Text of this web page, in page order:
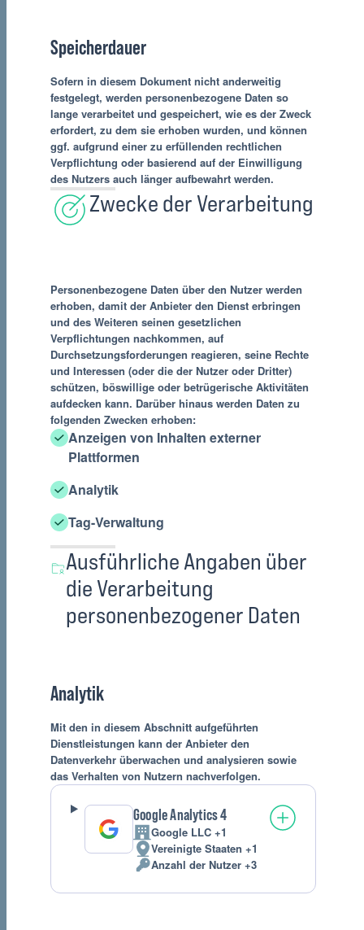
Speicherdauer
Sofern in diesem Dokument nicht anderweitig
festgelegt, werden personenbezogene Daten so
lange verarbeitet und gespeichert, wie es der Zweck
erfordert, zu dem sie erhoben wurden, und können
ggf. aufgrund einer zu erfüllenden rechtlichen
Verpflichtung oder basierend auf der Einwilligung
des Nutzers auch länger aufbewahrt werden.
Zwecke der Verarbeitung
Personenbezogene Daten über den Nutzer werden
erhoben, damit der Anbieter den Dienst erbringen
und des Weiteren seinen gesetzlichen
Verpflichtungen nachkommen, auf
Durchsetzungsforderungen reagieren, seine Rechte
und Interessen (oder die der Nutzer oder Dritter)
schützen, böswillige oder betrügerische Aktivitäten
aufdecken kann. Darüber hinaus werden Daten zu
folgenden Zwecken erhoben:
Anzeigen von Inhalten externer
Plattformen
Analytik
Tag-Verwaltung
Ausführliche Angaben über
die Verarbeitung
personenbezogener Daten
Analytik
Mit den in diesem Abschnitt aufgeführten
Dienstleistungen kann der Anbieter den
Datenverkehr überwachen und analysieren sowie
das Verhalten von Nutzern nachverfolgen.
Google Analytics 4
Firma:Google LLC +1
Verarbeitungsort:
Vereinigte Staaten +1
Verarbeitete
Anzahl der Nutzer +3